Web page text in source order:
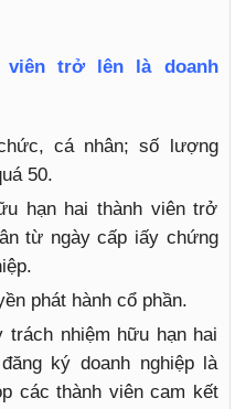
viên trở lên là doanh
cá nhân; số lượng
50.
hạn hai thành viên trở
từ ngày cấp iấy chứng
phát hành cổ phần.
trách nhiệm hữu hạn hai
ký doanh nghiệp là
các thành viên cam kết